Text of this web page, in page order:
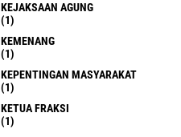
KEJAKSAAN AGUNG
(1)
KEMENANG
(1)
KEPENTINGAN MASYARAKAT
(1)
KETUA FRAKSI
(1)